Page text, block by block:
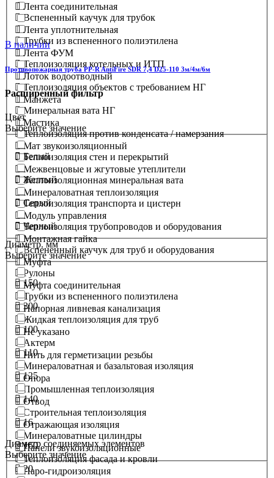
Вспененный каучук для трубок
Трубки из вспененного полиэтилена
Теплоизоляция котельных и ИТП
Теплоизоляция объектов с требованием НГ
Минеральная вата НГ
Теплоизоляция против конденсата / намерзания
Теплоизоляция стен и перекрытий
Теплоизоляционная минеральная вата
Теплоизоляция транспорта и цистерн
Теплоизоляция трубопроводов и оборудования
Вспененный каучук для труб и оборудования
Рулоны
Трубки из вспененного полиэтилена
Жидкая теплоизоляция для труб
Актерм
Минераловатная и базальтовая изоляция
Промышленная теплоизоляция
Строительная теплоизоляция
Минераловатные цилиндры
Теплоизоляция фасада и кровли
Лента соединительная
Лента уплотнительная
Лента ФУМ
Лоток водоотводный
Манжета
Мастика
Мат звукоизоляционный
Межвенцовые и жгутовые утеплители
Минераловатная теплоизоляция
Модуль управления
Монтажная гайка
Муфта
Муфта соединительная
Напорная ливневая канализация
Не указано
Нить для герметизации резьбы
Опора
Отвод
Отражающая изоляция
Панели звукоизоляционные
Паро-гидроизоляция
В наличии
Противопожарная труба PP-R AntiFire SDR 7,4 D25-110 3м/4м/6м
Расширенный фильтр
Цвет
Выберите значение
Белый
Желтый
Серый
Черный
Диаметр. мм
Выберите значение
150
300
100
110
125
140
16
160
20
Диаметр соединяемых элементов
Выберите значение